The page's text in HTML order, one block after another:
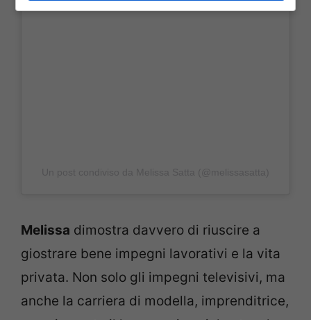
Melissa dimostra davvero di riuscire a
giostrare bene impegni lavorativi e la vita
privata. Non solo gli impegni televisivi, ma
anche la carriera di modella, imprenditrice,